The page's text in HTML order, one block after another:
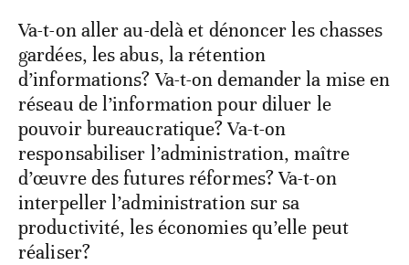
Va-t-on aller au-delà et dénoncer les chasses
gardées, les abus, la rétention
d’informations? Va-t-on demander la mise en
réseau de l’information pour diluer le
pouvoir bureaucratique? Va-t-on
responsabiliser l’administration, maître
d’œuvre des futures réformes? Va-t-on
interpeller l’administration sur sa
productivité, les économies qu’elle peut
réaliser?